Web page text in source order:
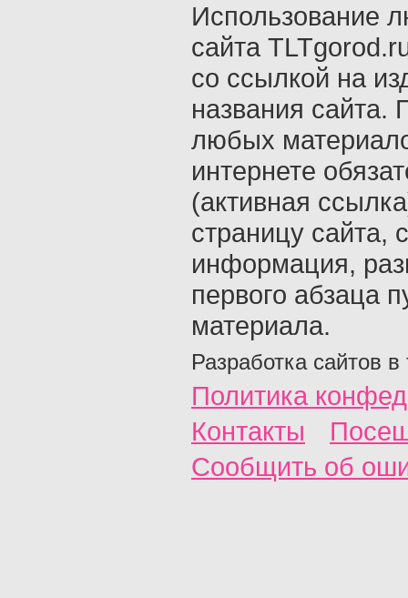
Использование
сайта
со ссылкой на
названия сайта.
любых
интернете
(активная
страницу сайта,
информация,
первого абзаца
материала.
Разработка сайтов в
Политика
Контакты
Сообщить об